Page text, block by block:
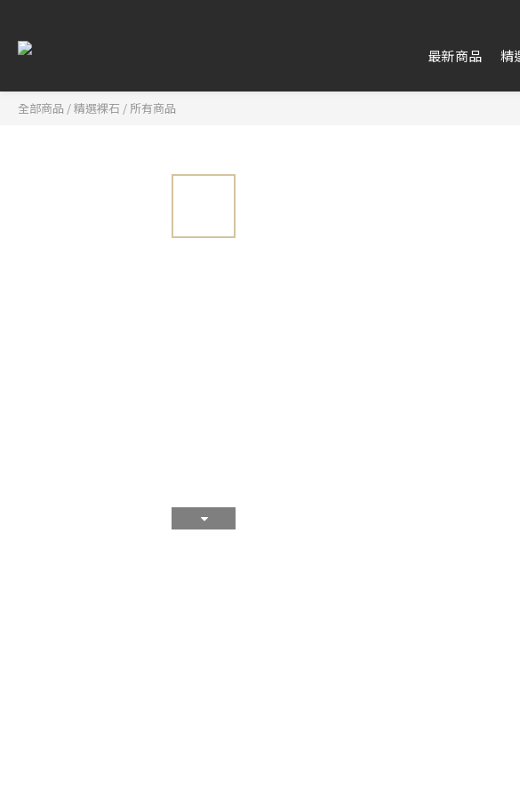
最新商品 精
全部商品 /精選裸石 / 所有商品